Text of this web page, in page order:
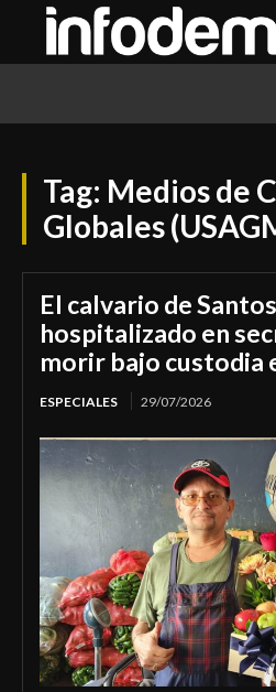
Tag: Medios de
Globales
El calvario de
hospitalizado en
morir bajo custodia
ESPECIALES 29/07/2026